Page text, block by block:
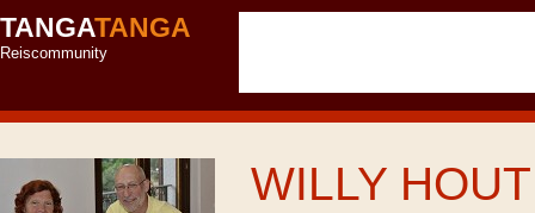
TANGATANGA
Reiscommunity
WILLY